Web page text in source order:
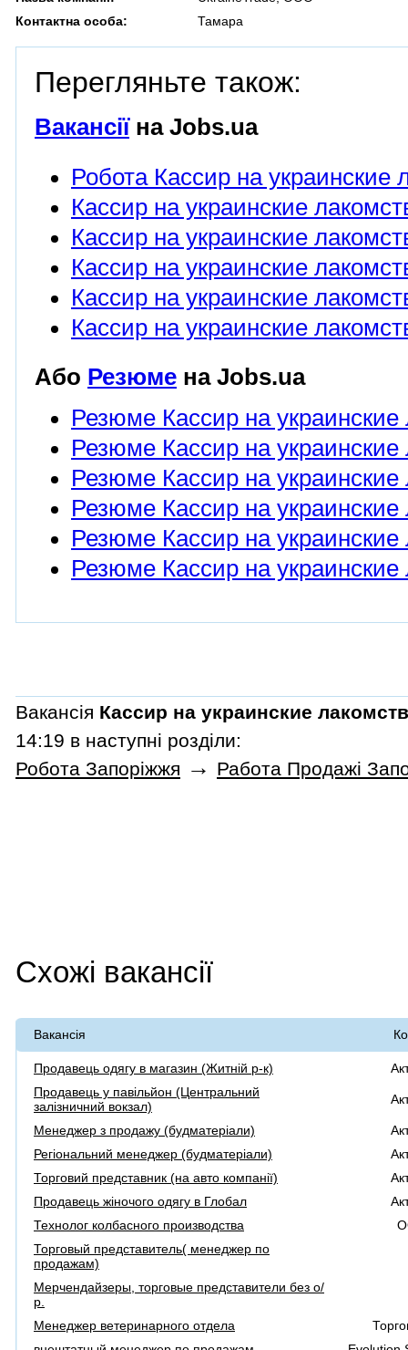
Контактна особа:
Тамара
Перегляньте також:
Вакансіїна Jobs.ua
Робота Кассир на украинские
Кассир на украинские
Кассир на украинские
Кассир на украинские
Кассир на украинские
Кассир на украинские
Або Резюме на Jobs.ua
Резюме Кассир на украинские
Резюме Кассир на украинские
Резюме Кассир на украинские
Резюме Кассир на украинские
Резюме Кассир на украинские
Резюме Кассир на украинские
Вакансія Кассир на украинские
14:19 в наступні розділи:
Робота Запоріжжя → Работа Продажі
Схожі вакансії
Вакансія
Продавець одягу в магазин (Житній р-к)
Продавець у павільйон (Центральний
залізничний вокзал)
Менеджер з продажу (будматеріали)
Регіональний менеджер (будматеріали)
Торговий представник (на авто компанії)
Продавець жіночого одягу в Глобал
Технолог колбасного производства
Торговый представитель( менеджер по
продажам)
Мерчендайзеры, торговые представители без о/
р.
Менеджер ветеринарного отдела